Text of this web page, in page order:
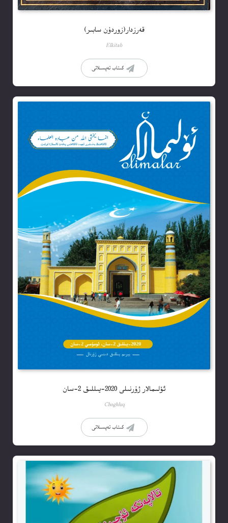
قەرزدار(زوردۇن سابىر)
Elkitab
كىتاب تەپسىلاتى
ئۆلىمالار ژۇرنىلى 2020-يىللىق 2-سان
Choghluq
كىتاب تەپسىلاتى